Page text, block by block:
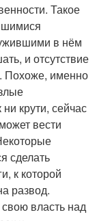
Такое
в нём
и отсутствие
Похоже, именно
крути, сейчас
вести
сделать
к которой
развод.
власть над